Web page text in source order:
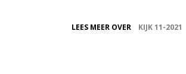
LEES MEER OVER KIJK 11-2021